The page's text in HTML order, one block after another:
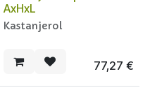
AxHxL
Kastanjerol
77,27 €